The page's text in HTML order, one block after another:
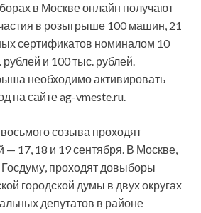
в Москве онлайн получают
в розыгрыше 100 машин, 21
сертификатов номиналом 10
и 100 тыс. рублей.
необходимо активировать
на сайте ag-vmeste.ru.
созыва проходят
— 17, 18 и 19 сентября. В Москве,
проходят довыборы
городской думы в двух округах
депутатов в районе